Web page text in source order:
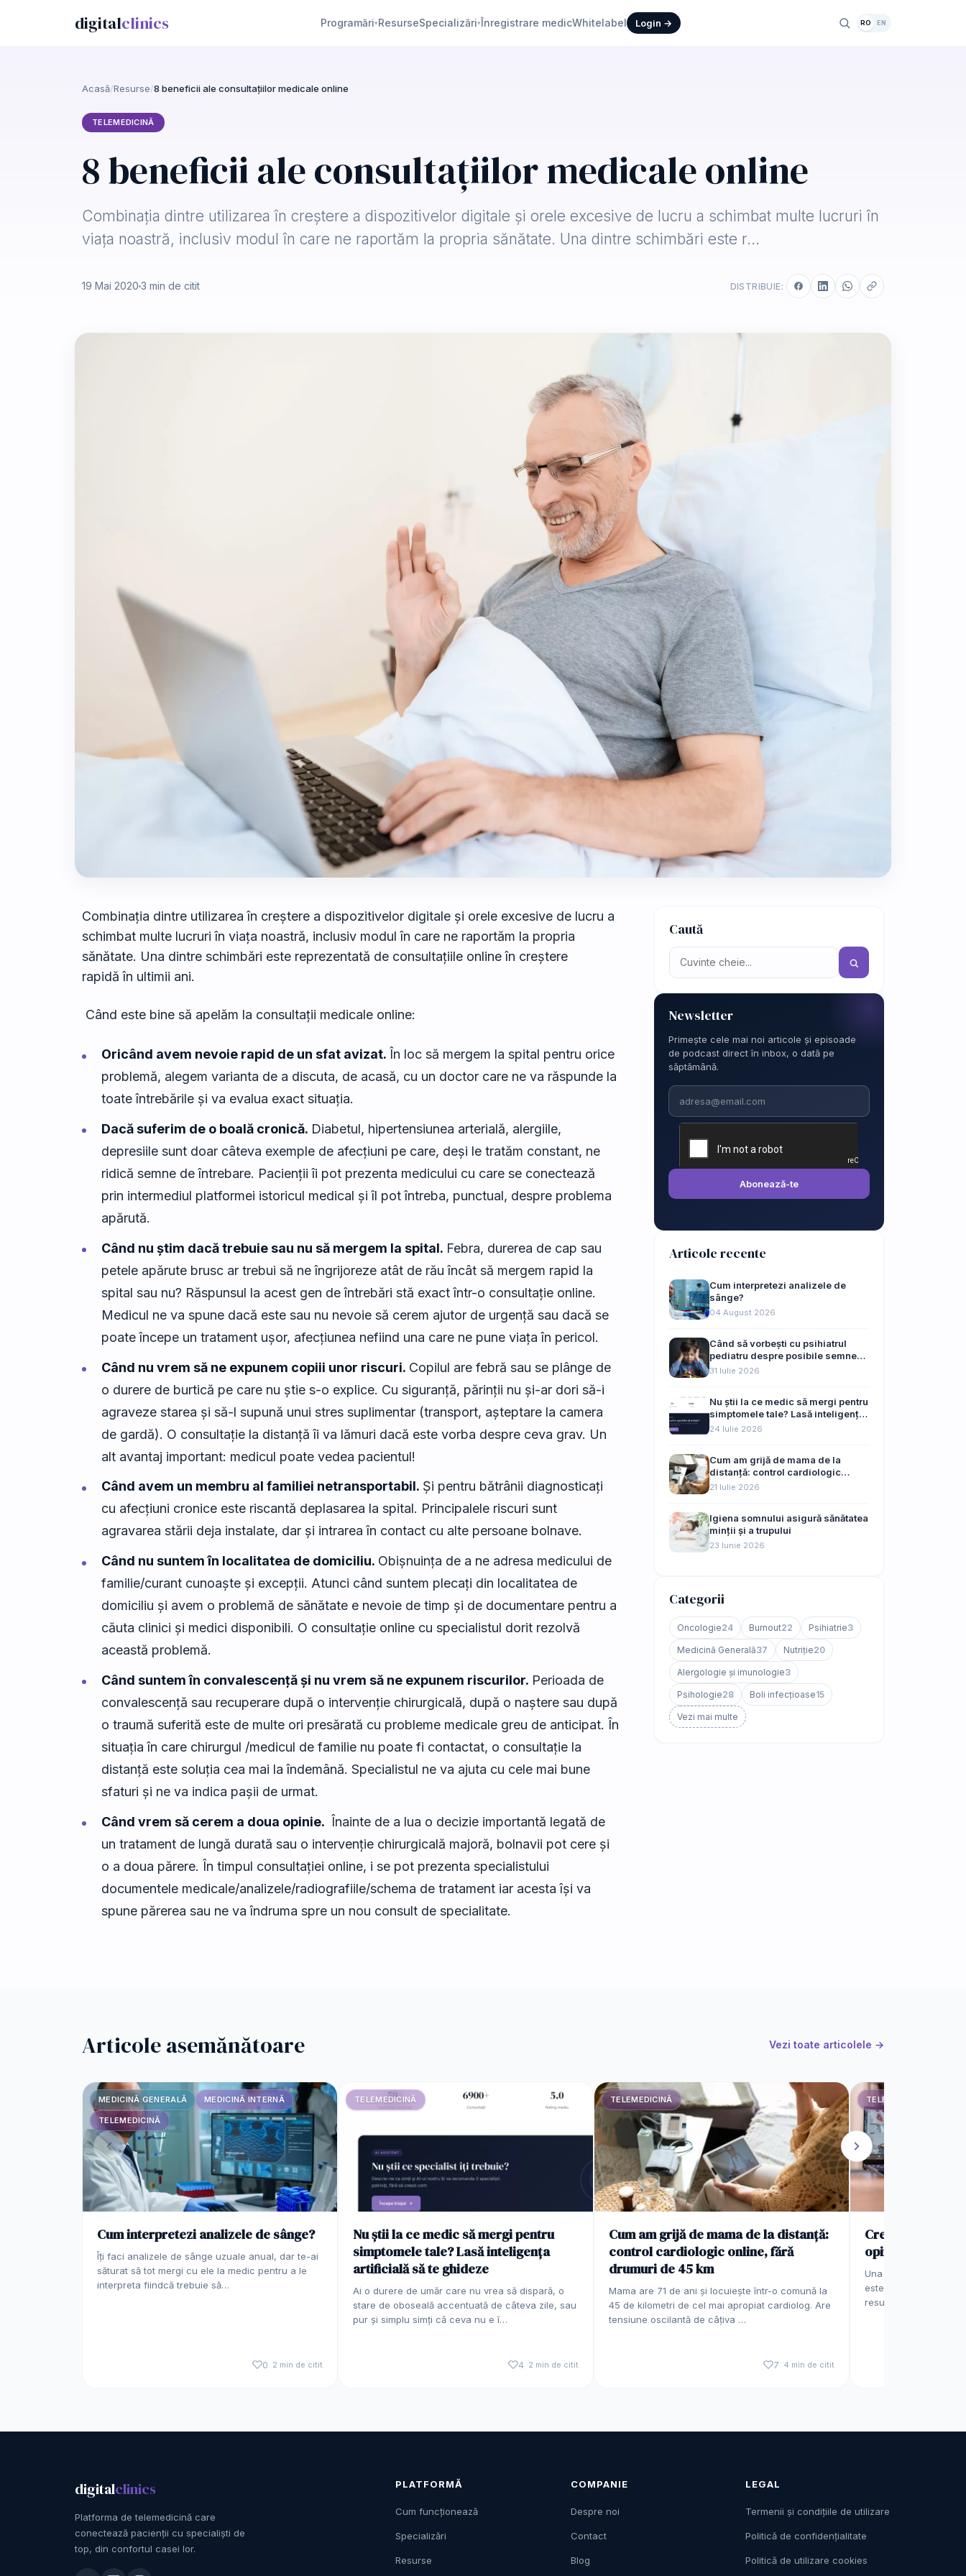
digitalclinics Programări▾ResurseSpecializări▾Înregistrare medicWhitelabel Login → RO EN
Acasă/Resurse/8 beneficii ale consultațiilor medicale online
TELEMEDICINĂ
8 beneficii ale consultațiilor medicale online
Combinația dintre utilizarea în creștere a dispozitivelor digitale și orele excesive de lucru a schimbat multe lucruri în
viața noastră, inclusiv modul în care ne raportăm la propria sănătate. Una dintre schimbări este r…
19 Mai 2020 3 min de citit DISTRIBUIE:
Combinația dintre utilizarea în creștere a dispozitivelor digitale și orele excesive de lucru a
schimbat multe lucruri în viața noastră, inclusiv modul în care ne raportăm la propria
sănătate. Una dintre schimbări este reprezentată de consultațiile online în creștere
rapidă în ultimii ani.
Când este bine să apelăm la consultații medicale online:
Oricând avem nevoie rapid de un sfat avizat. În loc să mergem la spital pentru orice
problemă, alegem varianta de a discuta, de acasă, cu un doctor care ne va răspunde la
toate întrebările și va evalua exact situația.
Dacă suferim de o boală cronică. Diabetul, hipertensiunea arterială, alergiile,
depresiile sunt doar câteva exemple de afecțiuni pe care, deși le tratăm constant, ne
ridică semne de întrebare. Pacienții îi pot prezenta medicului cu care se conectează
prin intermediul platformei istoricul medical și îl pot întreba, punctual, despre problema
apărută.
Când nu știm dacă trebuie sau nu să mergem la spital. Febra, durerea de cap sau
petele apărute brusc ar trebui să ne îngrijoreze atât de rău încât să mergem rapid la
spital sau nu? Răspunsul la acest gen de întrebări stă exact într-o consultație online.
Medicul ne va spune dacă este sau nu nevoie să cerem ajutor de urgență sau dacă se
poate începe un tratament ușor, afecțiunea nefiind una care ne pune viața în pericol.
Când nu vrem să ne expunem copiii unor riscuri. Copilul are febră sau se plânge de
o durere de burtică pe care nu știe s-o explice. Cu siguranță, părinții nu și-ar dori să-i
agraveze starea și să-l supună unui stres suplimentar (transport, așteptare la camera
de gardă). O consultație la distanță îi va lămuri dacă este vorba despre ceva grav. Un
alt avantaj important: medicul poate vedea pacientul!
Când avem un membru al familiei netransportabil. Și pentru bătrânii diagnosticați
cu afecțiuni cronice este riscantă deplasarea la spital. Principalele riscuri sunt
agravarea stării deja instalate, dar și intrarea în contact cu alte persoane bolnave.
Când nu suntem în localitatea de domiciliu. Obișnuința de a ne adresa medicului de
familie/curant cunoaște și excepții. Atunci când suntem plecați din localitatea de
domiciliu și avem o problemă de sănătate e nevoie de timp și de documentare pentru a
căuta clinici și medici disponibili. O consultație online cu specialistul dorit rezolvă
această problemă.
Când suntem în convalescență și nu vrem să ne expunem riscurilor. Perioada de
convalescență sau recuperare după o intervenție chirurgicală, după o naștere sau după
o traumă suferită este de multe ori presărată cu probleme medicale greu de anticipat. În
situația în care chirurgul /medicul de familie nu poate fi contactat, o consultație la
distanță este soluția cea mai la îndemână. Specialistul ne va ajuta cu cele mai bune
sfaturi și ne va indica pașii de urmat.
Când vrem să cerem a doua opinie. Înainte de a lua o decizie importantă legată de
un tratament de lungă durată sau o intervenție chirurgicală majoră, bolnavii pot cere și
o a doua părere. În timpul consultației online, i se pot prezenta specialistului
documentele medicale/analizele/radiografiile/schema de tratament iar acesta își va
spune părerea sau ne va îndruma spre un nou consult de specialitate.
Caută
Newsletter
Primește cele mai noi articole și episoade
de podcast direct în inbox, o dată pe
săptămână.
Email
Abonează-te
Articole recente
Cum interpretezi analizele de
sânge?
04 August 2026
Când să vorbești cu psihiatrul
pediatru despre posibile semne
de autism ale copilului tău
31 Iulie 2026
Nu știi la ce medic să mergi pentru
simptomele tale? Lasă inteligența
artificială să te ghideze
24 Iulie 2026
Cum am grijă de mama de la
distanță: control cardiologic
online, fără drumuri de 45 km
21 Iulie 2026
Igiena somnului asigură sănătatea
minții și a trupului
23 Iunie 2026
Categorii
Oncologie24 Burnout22 Psihiatrie3
Medicină Generală37 Nutriție20
Alergologie și imunologie3
Psihologie28 Boli infecțioase15
Vezi mai multe
Articole asemănătoare Vezi toate articolele →
MEDICINĂ GENERALĂ MEDICINĂ INTERNĂ
TELEMEDICINĂ
Cum interpretezi analizele de sânge?
Îți faci analizele de sânge uzuale anual, dar te-ai
săturat să tot mergi cu ele la medic pentru a le
interpreta fiindcă trebuie să…
0 2 min de citit
TELEMEDICINĂ
Nu știi la ce medic să mergi pentru
simptomele tale? Lasă inteligența
artificială să te ghideze
Ai o durere de umăr care nu vrea să dispară, o
stare de oboseală accentuată de câteva zile, sau
pur și simplu simți că ceva nu e î…
4 2 min de citit
TELEMEDICINĂ
Cum am grijă de mama de la distanță:
control cardiologic online, fără
drumuri de 45 km
Mama are 71 de ani și locuiește într-o comună la
45 de kilometri de cel mai apropiat cardiolog. Are
tensiune oscilantă de câțiva …
7 4 min de citit
TELEMEDICINĂ
Creșterea
opinie medicală
Una dintre tendințele
este obținerea unei a
resursă importantă
digitalclinics
Platforma de telemedicină care
conectează pacienții cu specialiști de
top, din confortul casei lor.
PLATFORMĂ
Cum funcționează
Specializări
Resurse
COMPANIE
Despre noi
Contact
Blog
LEGAL
Termenii și condițiile de utilizare
Politică de confidențialitate
Politică de utilizare cookies